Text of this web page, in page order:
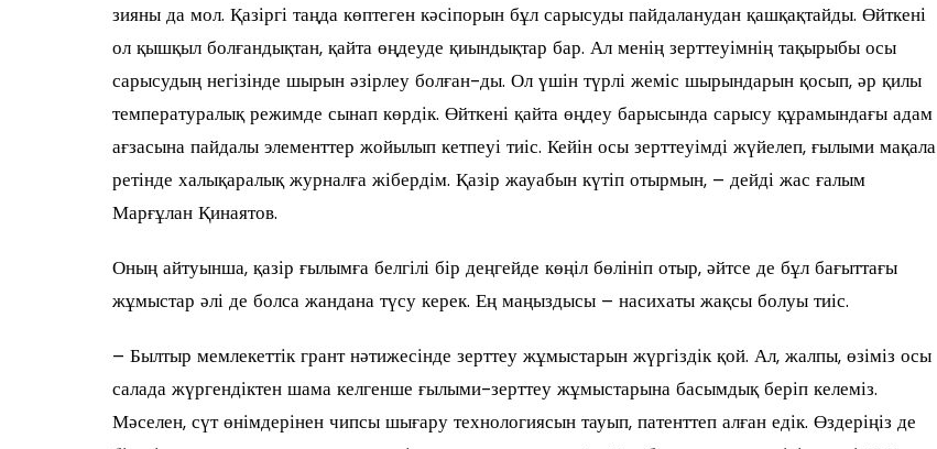
зияны да мол. Қазіргі таңда көптеген кәсіпорын бұл сарысуды пайдаланудан қашқақтайды. Өйткені
ол қышқыл болғандықтан, қайта өңдеуде қиындықтар бар. Ал менің зерттеуімнің тақырыбы осы
сарысудың негізінде шырын әзірлеу болған-ды. Ол үшін түрлі жеміс шырындарын қосып, әр қилы
температуралық режимде сынап көрдік. Өйткені қайта өңдеу барысында сарысу құрамындағы адам
ағзасына пайдалы элементтер жойылып кетпеуі тиіс. Кейін осы зерттеуімді жүйелеп, ғылыми мақала
ретінде халықаралық журналға жібердім. Қазір жауабын күтіп отырмын, – дейді жас ғалым
Марғұлан Қинаятов.
Оның айтуынша, қазір ғылымға белгілі бір деңгейде көңіл бөлініп отыр, әйтсе де бұл бағыттағы
жұмыстар әлі де болса жандана түсу керек. Ең маңыздысы – насихаты жақсы болуы тиіс.
– Былтыр мемлекеттік грант нәтижесінде зерттеу жұмыстарын жүргіздік қой. Ал, жалпы, өзіміз осы
салада жүргендіктен шама келгенше ғылыми-зерттеу жұмыстарына басымдық беріп келеміз.
Мәселен, сүт өнімдерінен чипсы шығару технологиясын тауып, патенттеп алған едік. Өздеріңіз де